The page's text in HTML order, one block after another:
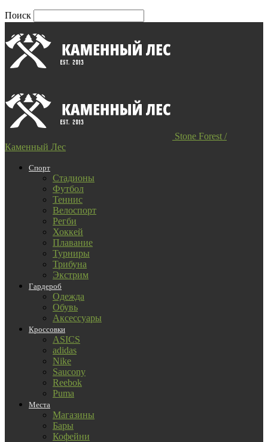
Поиск
Stone Forest /
Каменный Лес
Спорт
Стадионы
Футбол
Теннис
Велоспорт
Регби
Хоккей
Плавание
Турниры
Трибуна
Экстрим
Гардероб
Одежда
Обувь
Аксессуары
Кроссовки
ASICS
adidas
Nike
Saucony
Reebok
Puma
Места
Магазины
Бары
Кофейни